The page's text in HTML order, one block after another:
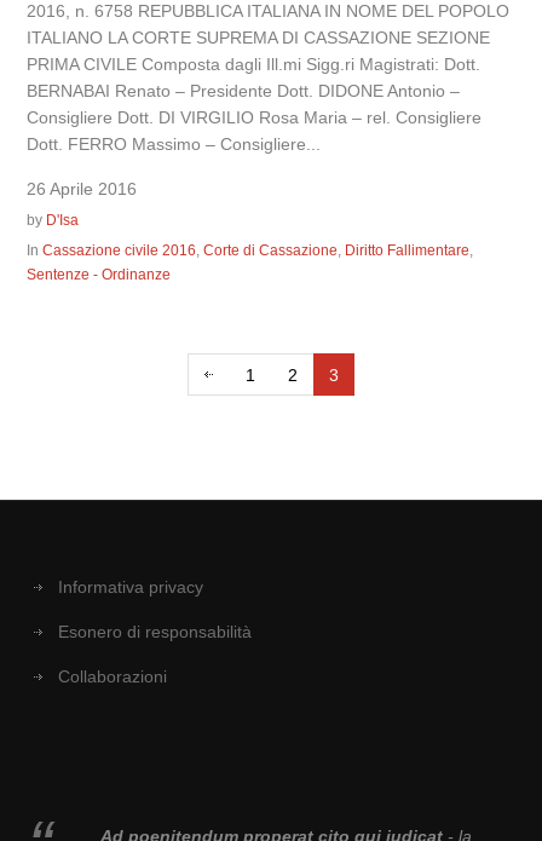
2016, n. 6758 REPUBBLICA ITALIANA IN NOME DEL POPOLO
ITALIANO LA CORTE SUPREMA DI CASSAZIONE SEZIONE
PRIMA CIVILE Composta dagli Ill.mi Sigg.ri Magistrati: Dott.
BERNABAI Renato – Presidente Dott. DIDONE Antonio –
Consigliere Dott. DI VIRGILIO Rosa Maria – rel. Consigliere
Dott. FERRO Massimo – Consigliere...
26 Aprile 2016
by D'Isa
InCassazione civile 2016,Corte di Cassazione, Diritto Fallimentare,
Sentenze - Ordinanze
1 2 3
Informativa privacy
Esonero di responsabilità
Collaborazioni
Ad poenitendum properat cito qui iudicat- la